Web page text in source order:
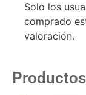
Solo los
comprado
valoración.